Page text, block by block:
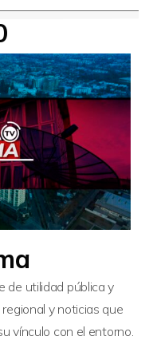
de utilidad pública y
y noticias que
vínculo con el entorno.